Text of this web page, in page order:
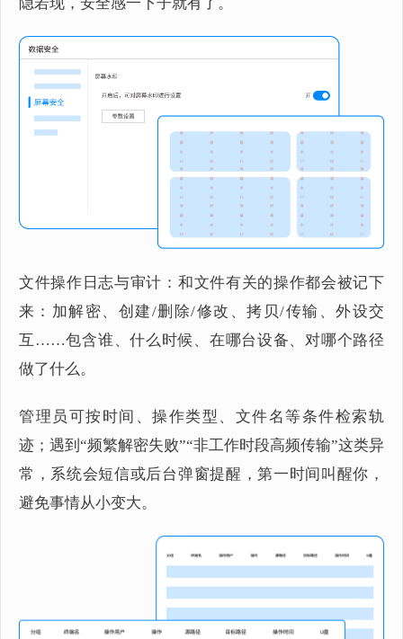
文件操作日志与审计：和文件有关的操作都会被记下
来：加解密、创建/删除/修改、拷贝/传输、外设交
互……包含谁、什么时候、在哪台设备、对哪个路径
做了什么。
管理员可按时间、操作类型、文件名等条件检索轨
迹；遇到“频繁解密失败”“非工作时段高频传输”这类异
常，系统会短信或后台弹窗提醒，第一时间叫醒你，
避免事情从小变大。